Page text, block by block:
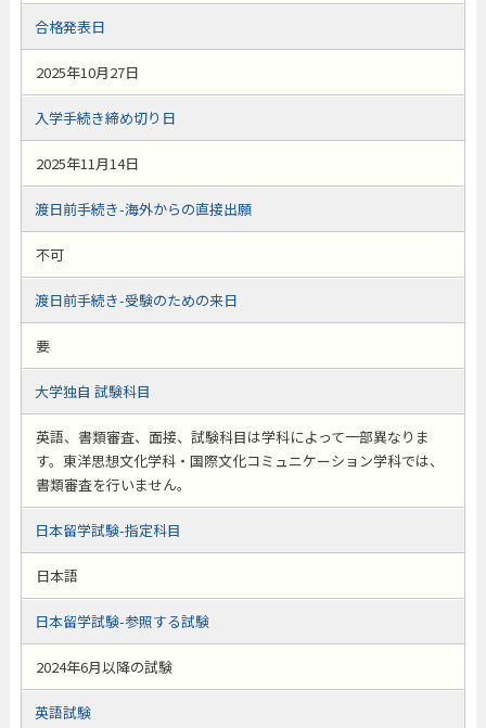
合格発表日
2025年10月27日
入学手続き締め切り日
2025年11月14日
渡日前手続き-海外からの直接出願
不可
渡日前手続き-受験のための来日
要
大学独自 試験科目
英語、書類審査、面接、試験科目は学科によって一部異なりま
す。東洋思想文化学科・国際文化コミュニケーション学科では、
書類審査を行いません。
日本留学試験-指定科目
日本語
日本留学試験-参照する試験
2024年6月以降の試験
英語試験